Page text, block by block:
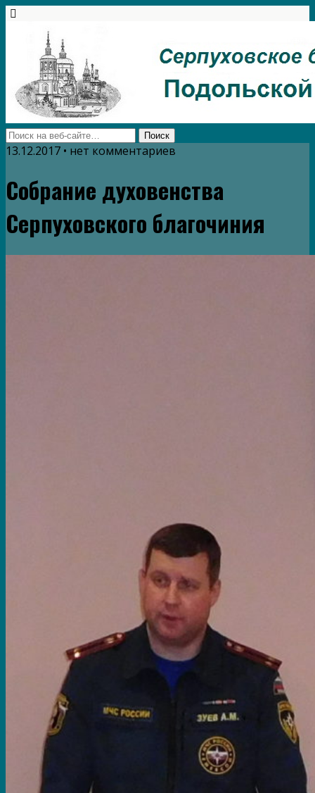
13.12.2017 • нет комментариев
Собрание духовенства
Серпуховского благочиния